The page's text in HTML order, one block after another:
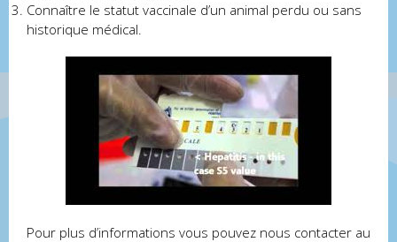
Connaître le statut vaccinale d’un animal perdu ou sans
historique médical.
Pour plus d’informations vous pouvez nous contacter au